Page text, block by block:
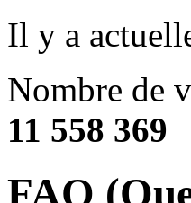
Il y a
Nombre de
11 558 369
FAQ